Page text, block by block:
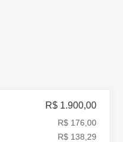
R$ 1.900,00
R$ 176,00
R$ 138,29